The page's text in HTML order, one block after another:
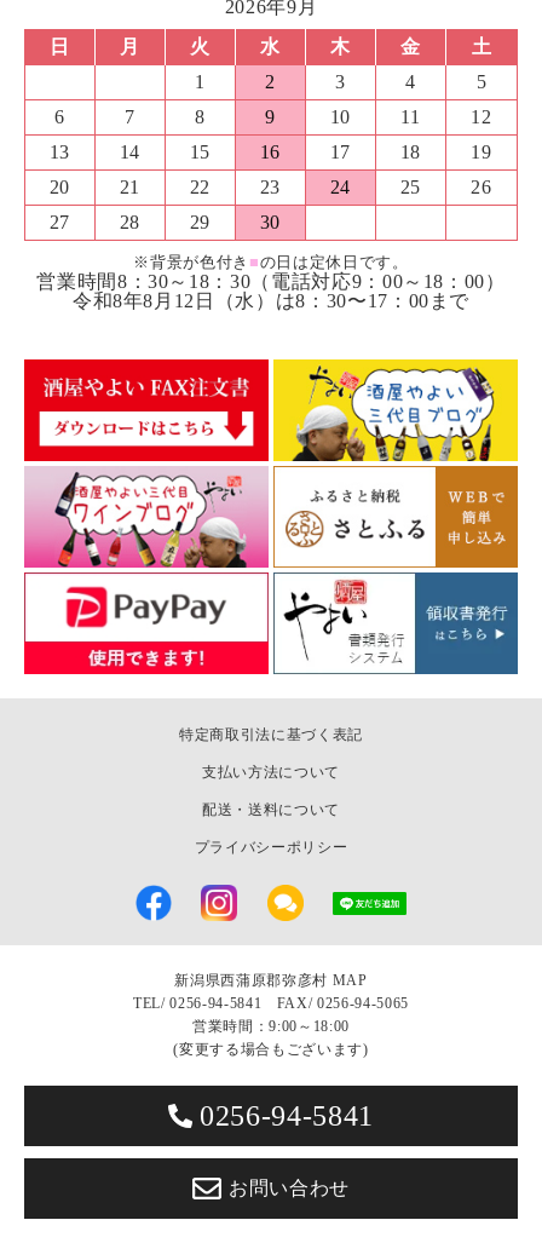
2026年9月
日
月 火 水 木 金
土
1
2 3 4
5
6
7 8 9 10 11
12
13
14 15 16 17 18
19
20
21 22 23 24 25
26
27
28 29 30
※背景が色付き ■の日は定休日です。
営業時間8：30～18：30（電話対応9：00～18：00）
令和8年8月12日（水）は8：30〜17：00まで
特定商取引法に基づく表記
支払い方法について
配送・送料について
プライバシーポリシー
新潟県西蒲原郡弥彦村 MAP
TEL/0256-94-5841 FAX/ 0256-94-5065
営業時間：9:00～18:00
(変更する場合もございます)
0256-94-5841
お問い合わせ